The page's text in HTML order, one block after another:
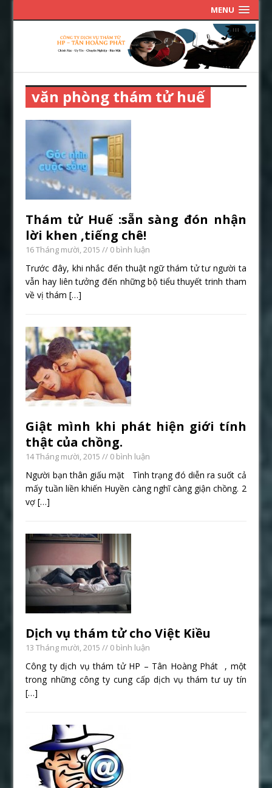
MENU
văn phòng thám tử huế
Thám tử Huế :sẵn sàng đón nhận
lời khen ,tiếng chê!
16 Tháng mười, 2015 // 0 bình luận
Trước đây, khi nhắc đến thuật ngữ thám tử tư người ta
vẫn hay liên tưởng đến những bộ tiểu thuyết trinh tham
về vị thám[…]
Giật mình khi phát hiện giới tính
thật của chồng.
14 Tháng mười, 2015 // 0 bình luận
Người bạn thân giấu mặt Tình trạng đó diễn ra suốt cả
mấy tuần liền khiến Huyền càng nghĩ càng giận chồng. 2
vợ[…]
Dịch vụ thám tử cho Việt Kiều
13 Tháng mười, 2015 // 0 bình luận
Công ty dịch vụ thám tử HP – Tân Hoàng Phát , một
trong những công ty cung cấp dịch vụ thám tư uy tín
[…]